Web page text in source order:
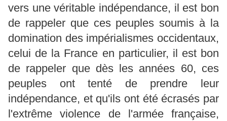
vers une véritable indépendance, il est bon
de rappeler que ces peuples soumis à la
domination des impérialismes occidentaux,
celui de la France en particulier, il est bon
de rappeler que dès les années 60, ces
peuples ont tenté de prendre leur
indépendance, et qu'ils ont été écrasés par
l'extrême violence de l'armée française,